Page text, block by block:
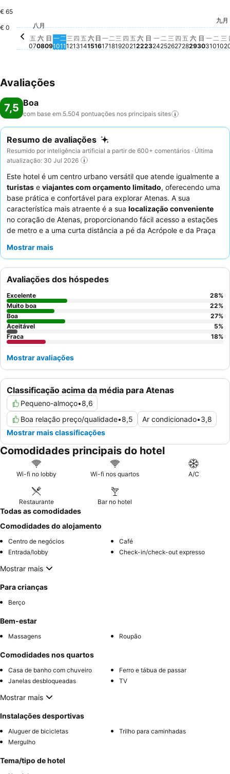
€ 65
€ 0 星期五, 八月 07
€ 69
八月
五
07
星期六, 八月 08
€ 68
六
08
星期日, 八月 09
€ 68
日
09
星期一, 八月 10
€ 68
一
10
星期二, 八月 11
€ 69
二
11
星期三, 八月 12
€ 68
三
12
星期四, 八月 13
€ 59
四
13
星期五, 八月 14
€ 79
五
14
星期六, 八月 15
€ 80
六
15
星期日, 八月 16
€ 79
日
16
星期一, 八月 17
€ 80
一
17
星期二, 八月 18
€ 79
二
18
星期三, 八月 19
€ 78
三
19
四
20
星期五, 八月 21
€ 74
五
21
星期六, 八月 22
€ 80
六
22
星期日, 八月 23
€ 80
日
23
星期一, 八月 24
€ 64
一
24
星期二, 八月 25
€ 81
二
25
星期三, 八月 26
Não há preço
三
26
星期四, 八月
Não há
四
27
星期五, 八
€ 79
五
28
星期六,
€ 81
六
29
星期日
€ 80
日
30
星期
€ 63
一
31
星
€
九月
二
01
三
02
Avaliações
7,5 Boa
com base em 5.504 pontuações nos principais sites
Resumo de avaliações
Resumido por inteligência artificial a partir de 600+ comentários · Última
atualização: 30 Jul 2026
Este hotel é um centro urbano versátil que atende igualmente a
turistas e viajantes com orçamento limitado, oferecendo uma
base prática e confortável para explorar Atenas. A sua
característica mais atraente é a sua localização conveniente
no coração de Atenas, proporcionando fácil acesso a estações
de metro e a uma curta distância a pé da Acrópole e da Praça
restaurante no último piso
com vistas panorâmicas da cidade. Os hóspedes elogiam
consistentemente osfuncionários do hotel
prestabilidade excecionais, e o buffet de pequeno-almoço pela
sua qualidade e seleção. Para uma experiência
verdadeiramente memorável, considere solicitar um quarto num
andar superior para maximizar as
Mostrar mais
Classificação acima da média para Atenas
Pequeno-almoço•8,6
Boa relação preço/qualidade•8,5 Ar condicionado•3,8
Mostrar mais classificações
Avaliações dos hóspedes
Excelente 28%
Muito boa
22%
Boa
27%
Aceitável
5%
Fraca
18%
Mostrar avaliações
Comodidades principais do hotel
Wi-fi no lobby Wi-fi nos quartos A/C
Restaurante Bar no hotel
Todas as comodidades
Comodidades do alojamento
Centro de negócios
Café
Entrada/lobby
Check-in/check-out expresso
Mostrar mais
Para crianças
Berço
Bem-estar
Massagens Roupão
Comodidades nos quartos
Casa de banho com chuveiro
Ferro e tábua de passar
Janelas desbloqueadas
TV
Mostrar mais
Instalações desportivas
Aluguer de bicicletas
Trilho para caminhadas
Mergulho
Tema/tipo de hotel